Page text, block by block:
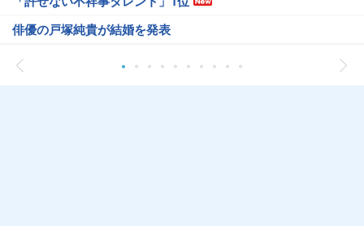
俳優の戸塚純貴が結婚を発表